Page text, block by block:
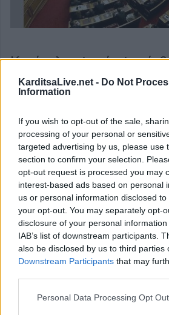
KarditsaLive.net - Do Not
Information
If you wish to opt-out of the sale,
processing of your personal or
targeted advertising by us, please use
section to confirm your selection.
opt-out request is processed you may
interest-based ads based on personal
us or personal information disclosed
your opt-out. You may separately opt-
disclosure of your personal
IAB’s list of downstream participants.
also be disclosed by us to third parties
Downstream Participants that may
Personal Data Processing Opt
Κατά πλειοψηφία
νομοσχέδιο για την
Πειθαρχικού Δικαίου"
Με την θετική ψήφο μόνο της
ψηφίσθηκε επί της Αρχής και στο
νόμου του Υπουργείου
«Αναμόρφωση του πειθαρχικού
του δημόσιου τομέα, σύσταση
Εμπειρογνωμοσύνης Διοικητικών
λοιπές διατάξεις» από την
Κατηγορία Πολιτικά 29 Αυγ 2025